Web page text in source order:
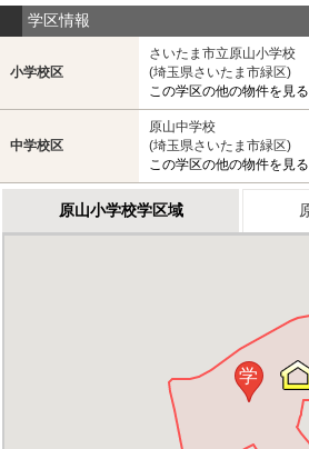
学区情報
小学校区
さいたま市立原山小学校
(埼玉県さいたま市緑区)
この学区の他の物件を見る
中学校区
原山中学校
(埼玉県さいたま市緑区)
この学区の他の物件を見る
原山小学校学区域
学